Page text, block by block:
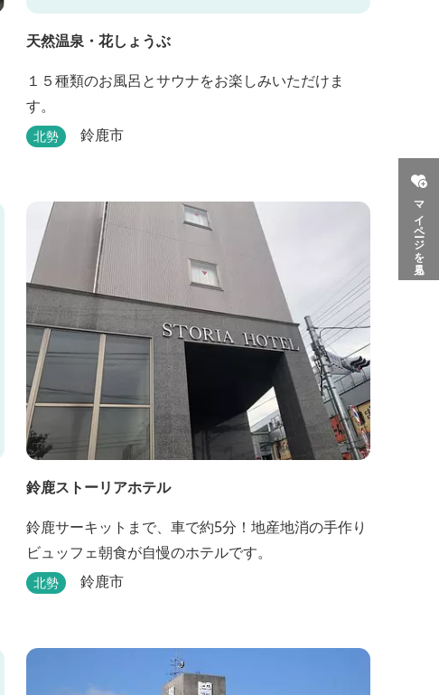
マイページを見る
天然温泉・花しょうぶ
１５種類のお風呂とサウナをお楽しみいただけま
す。
北勢 鈴鹿市
鈴鹿ストーリアホテル
鈴鹿サーキットまで、車で約5分！地産地消の手作り
ビュッフェ朝食が自慢のホテルです。
北勢 鈴鹿市